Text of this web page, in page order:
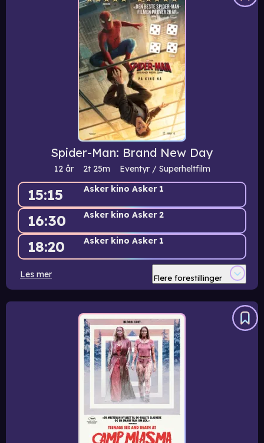
Spider-Man: Brand New Day
12 år 2t 25m Eventyr / Superheltfilm
15:15 Asker kino Asker 1
16:30 Asker kino Asker 2
18:20 Asker kino Asker 1
20:40 Asker kino Asker 3
21:30 Asker kino Asker 1
Les mer Flere forestillinger